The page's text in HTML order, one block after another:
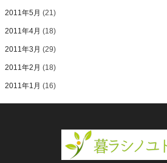
2011年5月 (21)
2011年4月 (18)
2011年3月 (29)
2011年2月 (18)
2011年1月 (16)